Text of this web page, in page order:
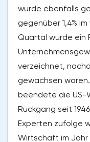
wurde ebenfalls
gegenüber 1,4%
Quartal wurde ein
verzeichnet,
gewachsen
beendete die US-
Rückgang seit
Experten zufolge
Wirtschaft im Jahr